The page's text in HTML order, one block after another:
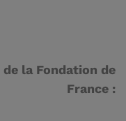
la Fondation de
France :